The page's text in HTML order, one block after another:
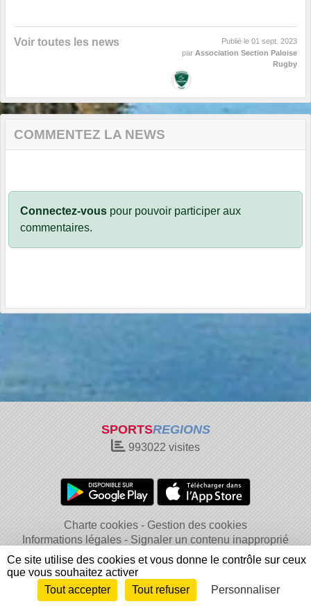
Voir toutes les news Publié le 01 sept. 2023
par Association Section Paloise
Rugby
COMMENTEZ LA NEWS
Connectez-vous pour pouvoir participer aux
commentaires.
SPORTSREGIONS
993022 visites
Charte cookies
Gestion des cookies
Informations légales
Signaler un contenu inapproprié
Envie de participer ? Connexion
Ce site utilise des cookies et vous donne le contrôle sur ceux
que vous souhaitez activer
Tout accepter
Tout refuser Personnaliser